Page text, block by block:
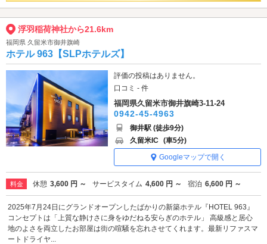
浮羽稲荷神社から21.6km
福岡県 久留米市御井旗崎
ホテル 963【SLPホテルズ】
評価の投稿はありません。
口コミ - 件
福岡県久留米市御井旗崎3-11-24
0942-45-4963
御井駅 (徒歩9分)
久留米IC (車5分)
Googleマップで開く
料金 休憩 3,600 円 ～ サービスタイム 4,600 円 ～ 宿泊 6,600 円 ～
2025年7月24日にグランドオープンしたばかりの新築ホテル『HOTEL 963』
コンセプトは「上質な静けさに身をゆだねる安らぎのホテル」 高級感と居心
地のよさを両立したお部屋は街の喧騒を忘れさせてくれます。最新リファスマ
ートドライヤ...